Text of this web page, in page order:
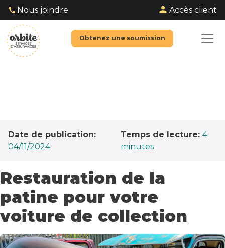
Nous joindre Accès client
Obtenez une soumission
Date de publication:
04/11/2024
Temps de lecture: 4
minutes
Restauration de la
patine pour votre
voiture de collection